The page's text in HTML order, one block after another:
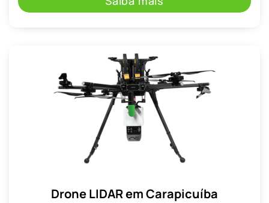
Drone LIDAR em Carapicuíba